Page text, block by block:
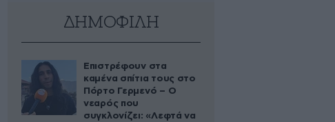
ΔΗΜΟΦΙΛΗ
Επιστρέφουν στα
καμένα σπίτια τους στο
Πόρτο Γερμενό – Ο
νεαρός που
συγκλονίζει: «Λεφτά να